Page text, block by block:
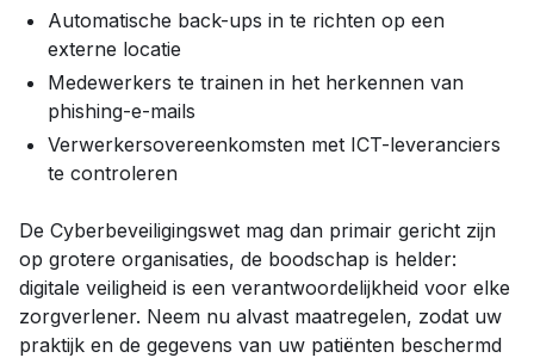
Automatische back-ups in te richten op een
externe locatie
Medewerkers te trainen in het herkennen van
phishing-e-mails
Verwerkersovereenkomsten met ICT-leveranciers
te controleren
De Cyberbeveiligingswet mag dan primair gericht zijn
op grotere organisaties, de boodschap is helder:
digitale veiligheid is een verantwoordelijkheid voor elke
zorgverlener. Neem nu alvast maatregelen, zodat uw
praktijk en de gegevens van uw patiënten beschermd